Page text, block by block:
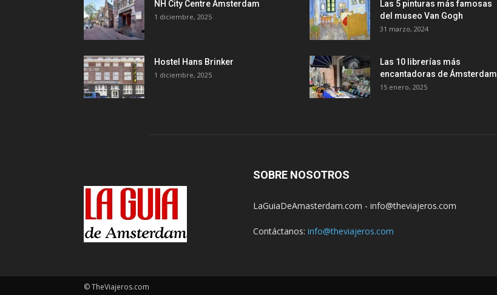
NH City Centre Amsterdam
1 diciembre, 2025
Hostel Hans Brinker
1 diciembre, 2025
Las 5 pinturas más famosas
del museo Van Gogh
31 marzo, 2024
Las 10 librerías más
encantadoras de Ámsterdam
15 enero, 2025
SOBRE NOSOTROS
LaGuiaDeAmasterdam.com - info@theviajeros.com
Contáctanos: info@theviajeros.com
© TheViajeros.com